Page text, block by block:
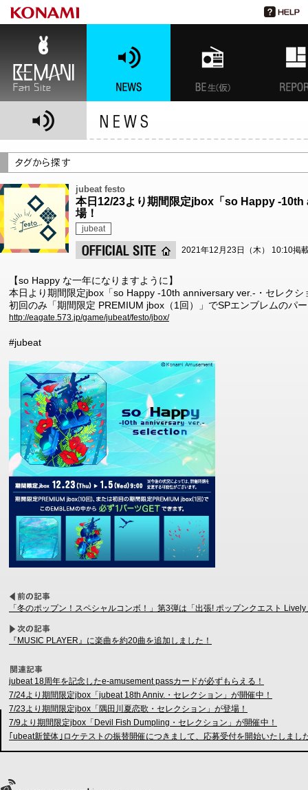
jubeat festo
本日12/23より期間限定jbox「so Happy -
場！
jubeat
2021年12月23日（木） 10:10掲
【so Happy な一年になりますように】
本日より期間限定jbox「so Happy -10th anniversary ver.-・セレクシ
初回のみ「期間限定 PREMIUM jbox（1回）」でSPエンブレムのパ
http://eagate.573.jp/game/jubeat/festo/jbox/
#jubeat
「冬のポップン！スペシャルコンボ！」第3弾は「出張! ポップンクエスト Lively
『MUSIC PLAYER』に楽曲を約20曲を追加しました！
jubeat 18周年を記念したe-amusement passカードが必ずもらえる！
7/24より期間限定jbox「jubeat 18th Anniv.・セレクション」が開催中！
7/23より期間限定jbox「隅田川夏恋歌・セレクション」が登場！
7/9より期間限定jbox「Devil Fish Dumpling・セレクション」が開催中！
｢ubeat新筐体｣ロケテストの振替開催につきまして、応募受付を開始いたしまし